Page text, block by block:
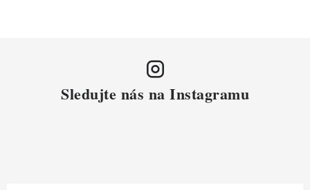
Sledujte nás na Instagramu